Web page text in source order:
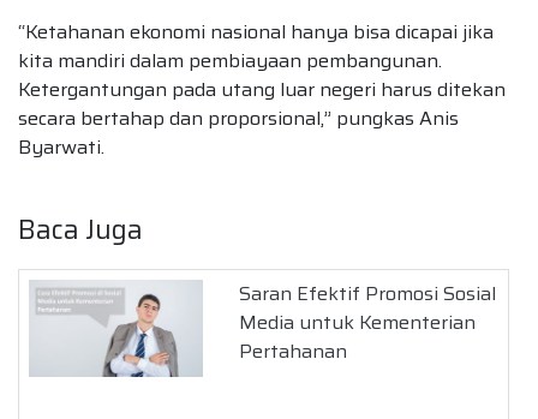
“Ketahanan ekonomi nasional hanya bisa dicapai jika
kita mandiri dalam pembiayaan pembangunan.
Ketergantungan pada utang luar negeri harus ditekan
secara bertahap dan proporsional,” pungkas Anis
Byarwati.
Baca Juga
Saran Efektif Promosi Sosial
Media untuk Kementerian
Pertahanan